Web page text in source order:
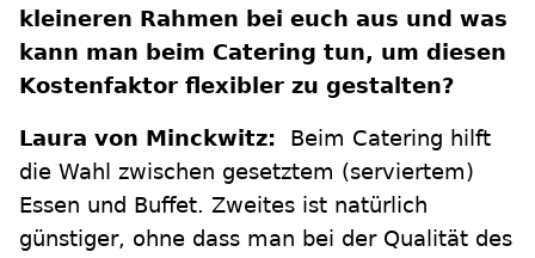
kleineren Rahmen bei euch aus und was
kann man beim Catering tun, um diesen
Kostenfaktor flexibler zu gestalten?
Laura von Minckwitz: Beim Catering hilft
die Wahl zwischen gesetztem (serviertem)
Essen und Buffet. Zweites ist natürlich
günstiger, ohne dass man bei der Qualität des